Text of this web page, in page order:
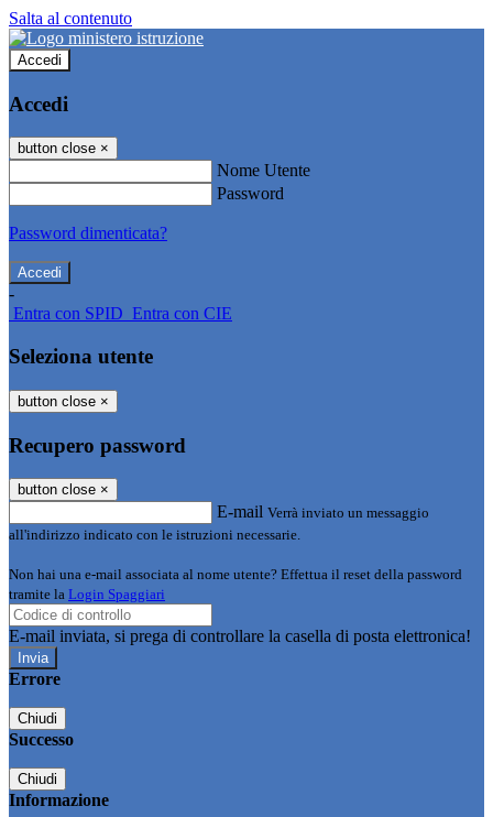
Salta al contenuto
Accedi
Accedi
button close ×
Nome Utente
Password
Password dimenticata?
-
Entra con SPID Entra con CIE
Seleziona utente
button close ×
Recupero password
button close ×
E-mail Verrà inviato un messaggio
all'indirizzo indicato con le istruzioni necessarie.
Non hai una e-mail associata al nome utente? Effettua il reset della password
tramite la Login Spaggiari
E-mail inviata, si prega di controllare la casella di posta elettronica!
Errore
Chiudi
Successo
Chiudi
Informazione